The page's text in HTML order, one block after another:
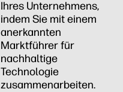
Ihres Unternehmens,
indem Sie mit einem
anerkannten
Marktführer für
nachhaltige
Technologie
zusammenarbeiten.